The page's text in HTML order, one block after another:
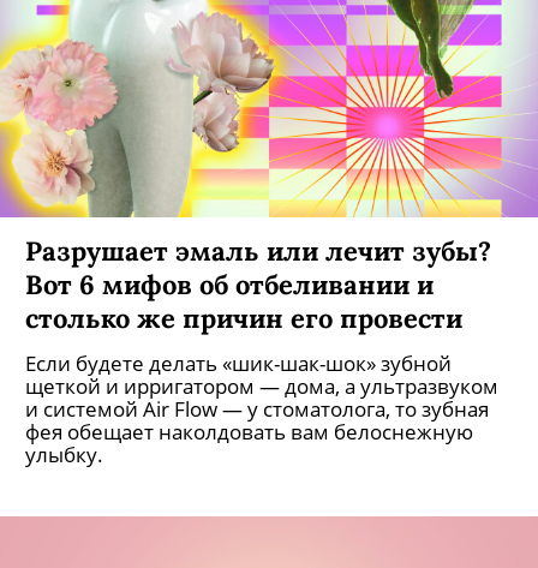
Разрушает эмаль или лечит зубы?
Вот 6 мифов об отбеливании и
столько же причин его провести
Если будете делать «шик-шак-шок» зубной
щеткой и ирригатором — дома, а ультразвуком
и системой Air Flow — у стоматолога, то зубная
фея обещает наколдовать вам белоснежную
улыбку.